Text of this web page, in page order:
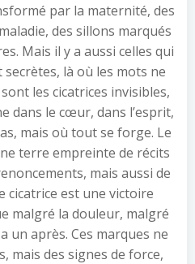
par la maternité, des
des sillons marqués
Mais il y a aussi celles qui
là où les mots ne
les cicatrices invisibles,
dans le cœur, dans l’esprit,
mais où tout se forge. Le
terre empreinte de récits
mais aussi de
cicatrice est une victoire
malgré la douleur, malgré
un après. Ces marques ne
mais des signes de force,